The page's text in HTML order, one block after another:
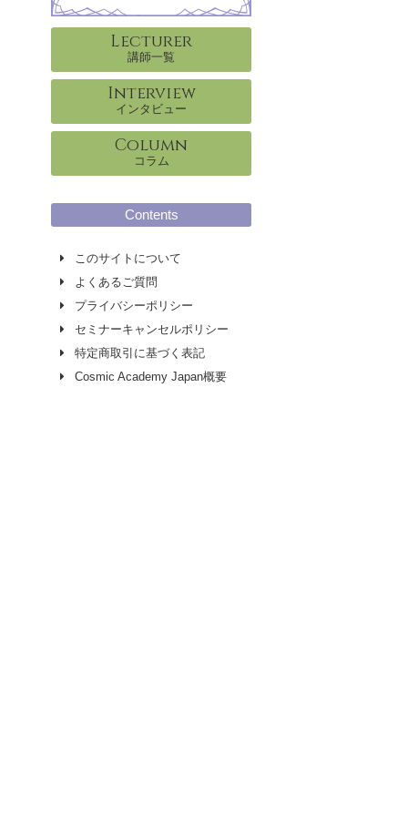
Lecturer
講師一覧
Interview
インタビュー
Column
コラム
Contents
このサイトについて
よくあるご質問
プライバシーポリシー
セミナーキャンセルポリシー
特定商取引に基づく表記
Cosmic Academy Japan概要